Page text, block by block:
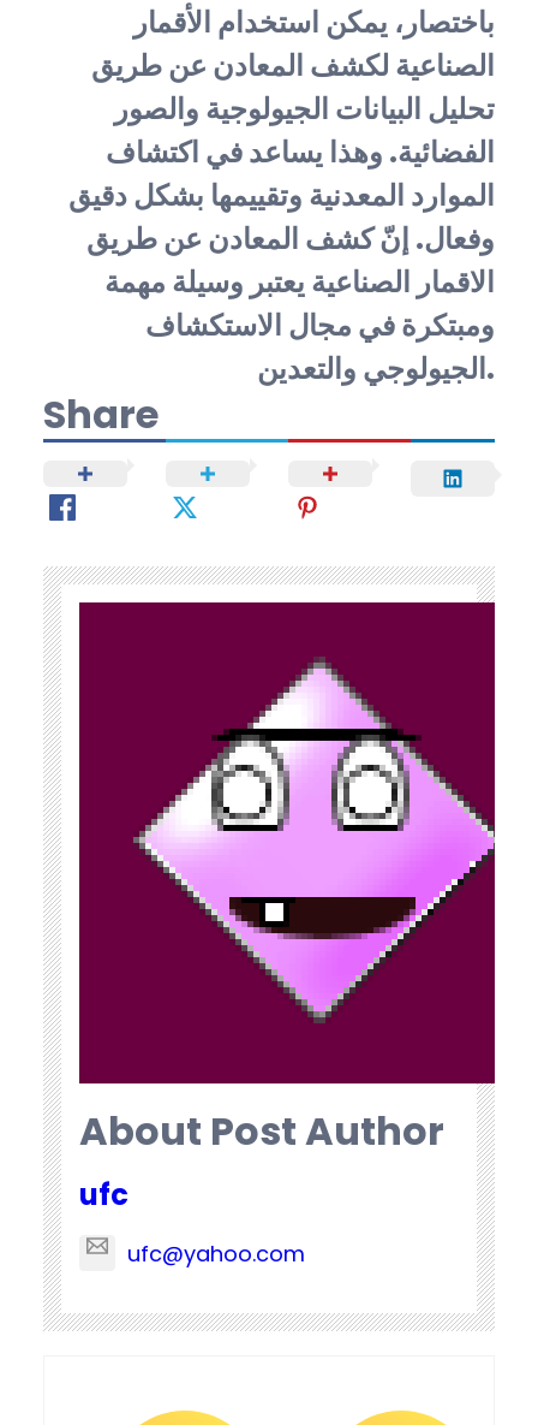
باختصار، يمكن استخدام الأقمار
الصناعية لكشف المعادن عن طريق
تحليل البيانات الجيولوجية والصور
الفضائية. وهذا يساعد في اكتشاف
الموارد المعدنية وتقييمها بشكل دقيق
وفعال. إنّ كشف المعادن عن طريق
الاقمار الصناعية يعتبر وسيلة مهمة
ومبتكرة في مجال الاستكشاف
الجيولوجي والتعدين.
Share
About Post Author
ufc
ufc@yahoo.com